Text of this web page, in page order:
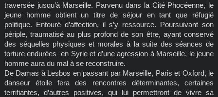
traversée jusqu’à Marseille. Parvenu dans la Cité Phocéenne, le
jeune homme obtient un titre de séjour en tant que réfugié
politique. Entouré d’affection, il s’y ressource. Poursuivant son
périple, traumatisé au plus profond de son être, ayant conservé
des séquelles physiques et morales à la suite des séances de
torture endurées en Syrie et d’une agression à Marseille, le jeune
homme aura du mal à se reconstruire.
De Damas à Lesbos en passant par Marseille, Paris et Oxford, le
danseur étoile fera des rencontres déterminantes, certaines
terrifiantes, d’autres positives, qui lui permettront de vivre sa